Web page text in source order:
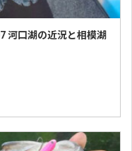
河口湖の近況と相模湖